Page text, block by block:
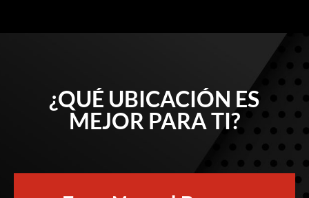
¿QUÉ UBICACIÓN ES
MEJOR PARA TI?